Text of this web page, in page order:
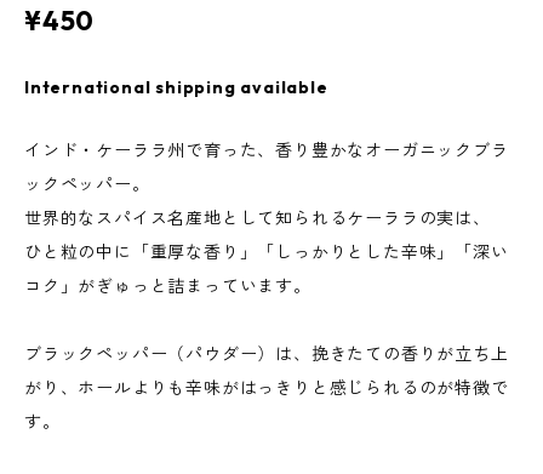
¥450
International shipping available
インド・ケーララ州で育った、香り豊かなオーガニックブラ
ックペッパー。
世界的なスパイス名産地として知られるケーララの実は、
ひと粒の中に「重厚な香り」「しっかりとした辛味」「深い
コク」がぎゅっと詰まっています。
ブラックペッパー（パウダー）は、挽きたての香りが立ち上
がり、ホールよりも辛味がはっきりと感じられるのが特徴で
す。